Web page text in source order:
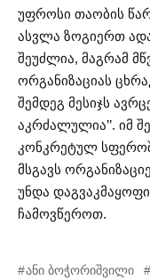
უფროსი თაობის
ასვლა ზოგიერთ
შეუძლია, მაგრამ
ორგანიზაციას
შემდეგ მესიჯს
აკრძალულია’’. იმ
კონკრეტულ
მსგავს
უნდა
ჩამოვწეროთ.
ანი ბოჭორიშვილი